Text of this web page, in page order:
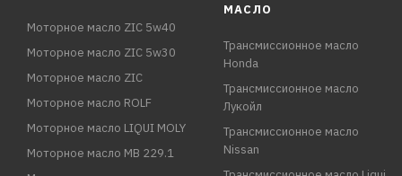
Моторное масло ZIC 5w40
Моторное масло ZIC 5w30
Моторное масло ZIC
Моторное масло ROLF
Моторное масло LIQUI MOLY
Моторное масло MB 229.1
МАСЛО
Трансмиссионное масло
Honda
Трансмиссионное масло
Лукойл
Трансмиссионное масло
Nissan